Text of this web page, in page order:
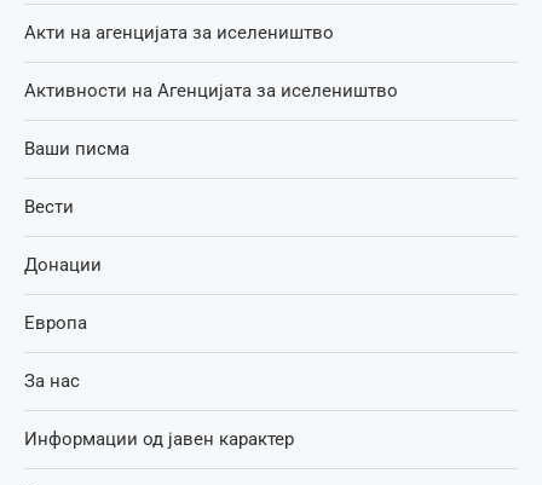
Акти на агенцијата за иселеништво
Активности на Агенцијата за иселеништво
Ваши писма
Вести
Донации
Европа
За нас
Информации од јавен карактер